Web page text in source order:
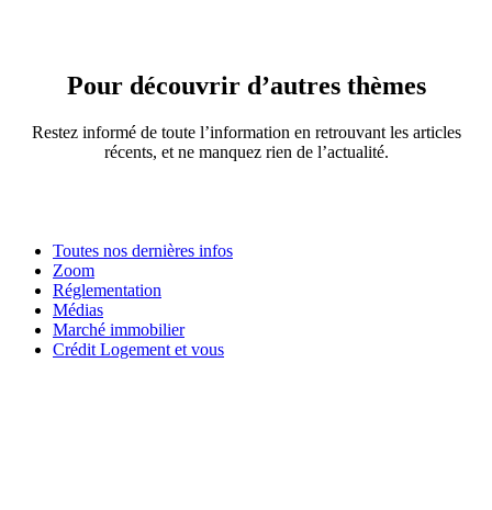
Pour découvrir d’autres thèmes
Restez informé de toute l’information en retrouvant les articles
récents, et ne manquez rien de l’actualité.
Toutes nos dernières infos
Zoom
Réglementation
Médias
Marché immobilier
Crédit Logement et vous